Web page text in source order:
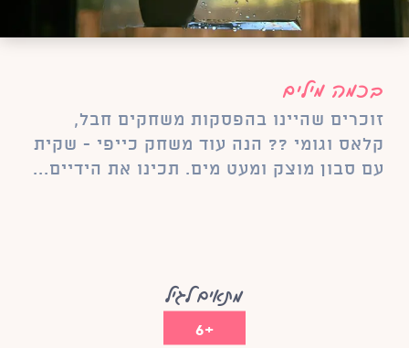
בכמה מילים
זוכרים שהיינו בהפסקות משחקים חבל,
קלאס וגומי ?? הנה עוד משחק כייפי - שקית
עם סבון מוצק ומעט מים. תכינו את הידיים...
מתאים לגיל
+6